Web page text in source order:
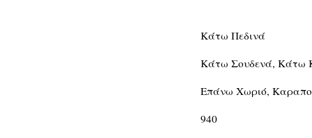
Κάτω Πεδινά
Κάτω Σουδενά, Κάτω
Επάνω Χωριό,
940